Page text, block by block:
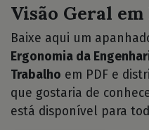
Visão Geral em
Baixe aqui um
Ergonomia da
Trabalho em PDF e
que gostaria de
está disponível para